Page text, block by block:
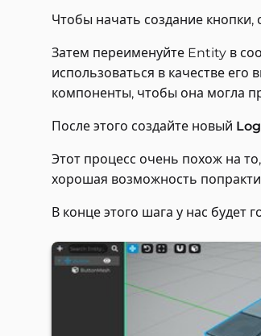
Чтобы начать создание кнопки,
Затем переименуйте Entity в
использоваться в качестве
компоненты, чтобы она могла
После этого создайте новый
Этот процесс очень похож на
хорошая возможность
В конце этого шага у нас будет